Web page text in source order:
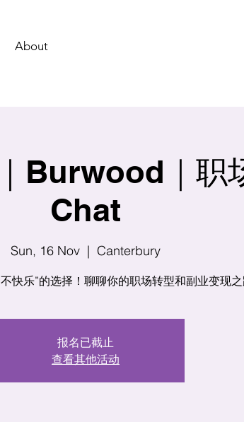
About
Burwood｜职
Chat
Sun, 16 Nov
  |
Canterbury
快乐”的选择！聊聊你的职场转型和副业变现
报名已截止
查看其他活动